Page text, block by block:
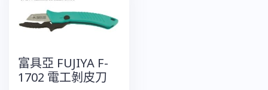
富具亞 FUJIYA F-
1702 電工剝皮刀